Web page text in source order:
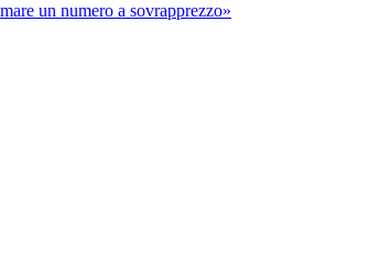
un numero a sovrapprezzo»